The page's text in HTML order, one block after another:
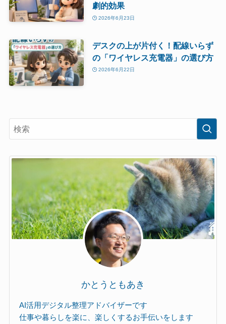
劇的効果
2026年6月23日
デスクの上が片付く！配線いらず
の「ワイヤレス充電器」の選び方
2026年6月22日
かとうともあき
AI活用デジタル整理アドバイザーです
仕事や暮らしを楽に、楽しくするお手伝いをします